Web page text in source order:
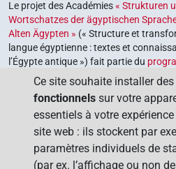
Le projet des Académies« Strukturen
Wortschatzes der ägyptischen
Alten Ägypten » (« Structure et
langue égyptienne : textes et
l’Égypte antique ») fait partie du
le gouvernement fédéral et les
retrouver et explorer notre héritage
coordonné par l’Union des académies
des lettres .
Ce site souhaite installer des
fonctionnels sur votre
essentiels à votre
site web : ils stockent par
paramètres individuels de
(par ex. l’affichage ou non